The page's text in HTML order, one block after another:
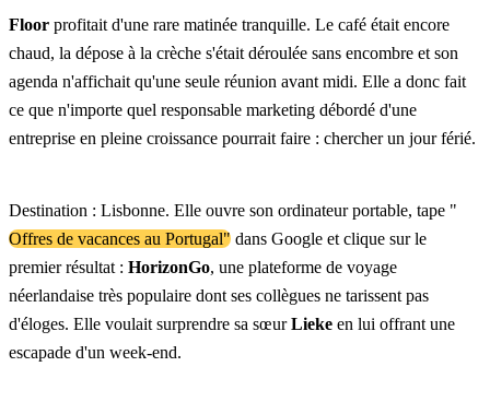
Floor profitait d'une rare matinée tranquille. Le café était encore
chaud, la dépose à la crèche s'était déroulée sans encombre et son
agenda n'affichait qu'une seule réunion avant midi. Elle a donc fait
ce que n'importe quel responsable marketing débordé d'une
entreprise en pleine croissance pourrait faire : chercher un jour férié.
Destination : Lisbonne. Elle ouvre son ordinateur portable, tape "
Offres de vacances au Portugal" dans Google et clique sur le
premier résultat : HorizonGo, une plateforme de voyage
néerlandaise très populaire dont ses collègues ne tarissent pas
d'éloges. Elle voulait surprendre sa sœurLieke en lui offrant une
escapade d'un week-end.